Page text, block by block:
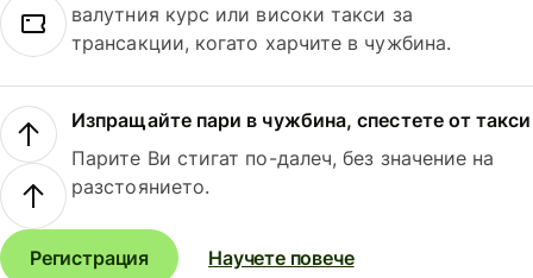
валутния курс или високи такси за
трансакции, когато харчите в чужбина.
Изпращайте пари в чужбина, спестете от такси
Парите Ви стигат по-далеч, без значение на
разстоянието.
Регистрация Научете повече